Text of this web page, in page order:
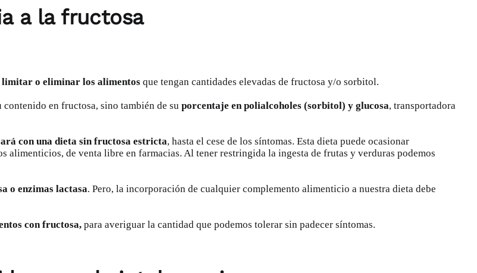
a la fructosa
o eliminar los alimentos que tengan cantidades elevadas de fructosa y/o sorbitol.
en fructosa, sino también de su porcentaje en polialcoholes (sorbitol) y glucosa, transportadora
con una dieta sin fructosa estricta, hasta el cese de los síntomas. Esta dieta puede ocasionar
alimenticios, de venta libre en farmacias. Al tener restringida la ingesta de frutas y verduras podemos
o enzimas lactasa. Pero, la incorporación de cualquier complemento alimenticio a nuestra dieta debe
con fructosa, para averiguar la cantidad que podemos tolerar sin padecer síntomas.